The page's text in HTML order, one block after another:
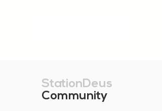
StationDeus
Community